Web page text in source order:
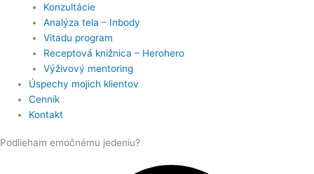
Konzultácie
Analýza tela – Inbody
Vitadu program
Receptová knižnica – Herohero
Výživový mentoring
Úspechy mojich klientov
Cenník
Kontakt
Podlieham emočnému jedeniu?